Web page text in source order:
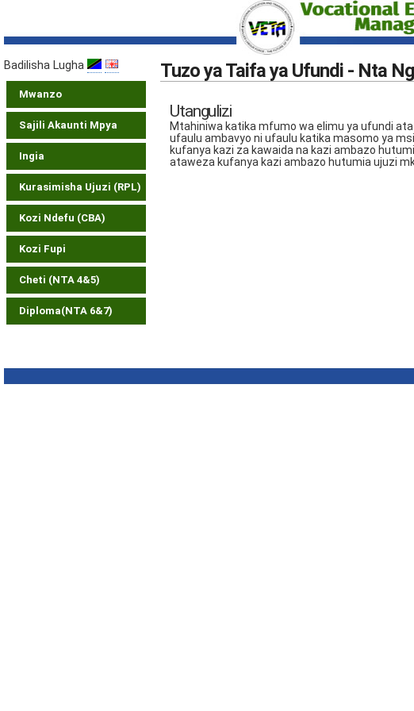
Badilisha Lugha
Mwanzo
Sajili Akaunti Mpya
Ingia
Kurasimisha Ujuzi (RPL)
Kozi Ndefu (CBA)
Kozi Fupi
Cheti (NTA 4&5)
Diploma(NTA 6&7)
Tuzo ya Taifa ya Ufundi - Nta
Utangulizi
Mtahiniwa katika mfumo wa elimu ya ufundi
ufaulu ambavyo ni ufaulu katika masomo ya
kufanya kazi za kawaida na kazi ambazo
ataweza kufanya kazi ambazo hutumia ujuzi